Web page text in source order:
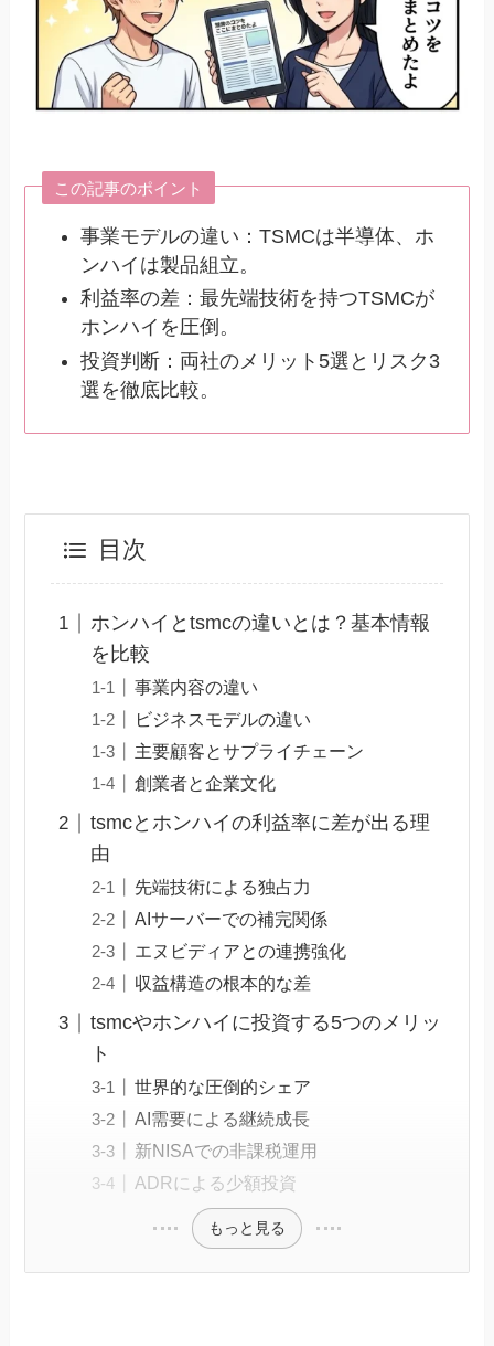
この記事のポイント
事業モデルの違い：TSMCは半導体、ホ
ンハイは製品組立。
利益率の差：最先端技術を持つTSMCが
ホンハイを圧倒。
投資判断：両社のメリット5選とリスク3
選を徹底比較。
目次
ホンハイとtsmcの違いとは？基本情報
を比較
事業内容の違い
ビジネスモデルの違い
主要顧客とサプライチェーン
創業者と企業文化
tsmcとホンハイの利益率に差が出る理
由
先端技術による独占力
AIサーバーでの補完関係
エヌビディアとの連携強化
収益構造の根本的な差
tsmcやホンハイに投資する5つのメリッ
ト
世界的な圧倒的シェア
AI需要による継続成長
新NISAでの非課税運用
ADRによる少額投資
もっと見る